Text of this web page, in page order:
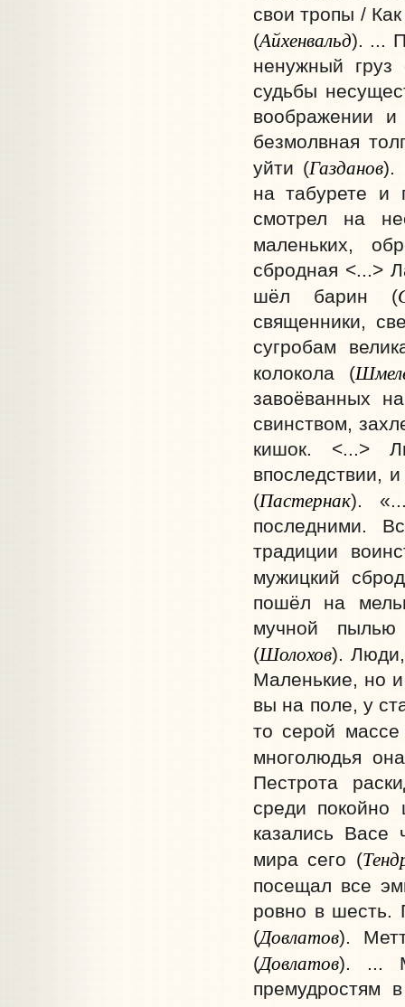
свои тропы /
(Айхенвальд). ...
ненужный груз
судьбы
воображении
безмолвная
уйти (Газданов).
на табурете и
смотрел на
маленьких,
сбродная <...>
шёл барин (
священники,
сугробам
колокола (
завоёванных
свинством,
кишок. <...>
впоследствии,
(Пастернак).
последними.
традиции
мужицкий
пошёл на
мучной пылью
(Шолохов).
Маленькие, но
вы на поле, у
то серой
многолюдья
Пестрота
среди покойно
казались Васе
мира сего (
посещал все
ровно в шесть.
(Довлатов).
(Довлатов). ...
премудростям